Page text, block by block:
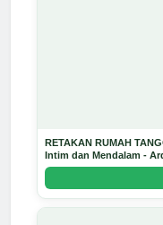
RETAKAN RUMAH
Intim dan Mendalam -